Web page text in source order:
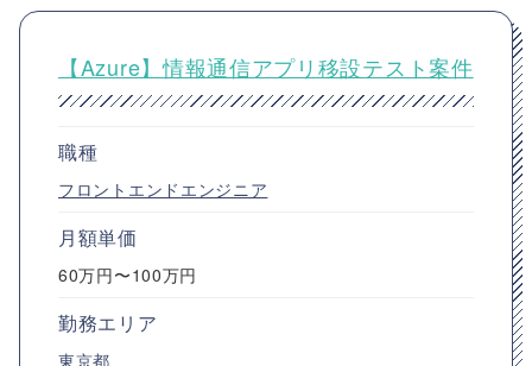
【Azure】情報通信アプリ移設テスト案件
職種
フロントエンドエンジニア
月額単価
60万円〜100万円
勤務エリア
東京都